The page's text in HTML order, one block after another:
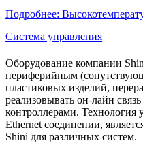
Подробнее:
Система управления
Оборудование компании
периферийным
пластиковых изделий,
реализовывать он-лайн
контроллерами. Технология
Ethernet соединении,
Shini для различных систем.